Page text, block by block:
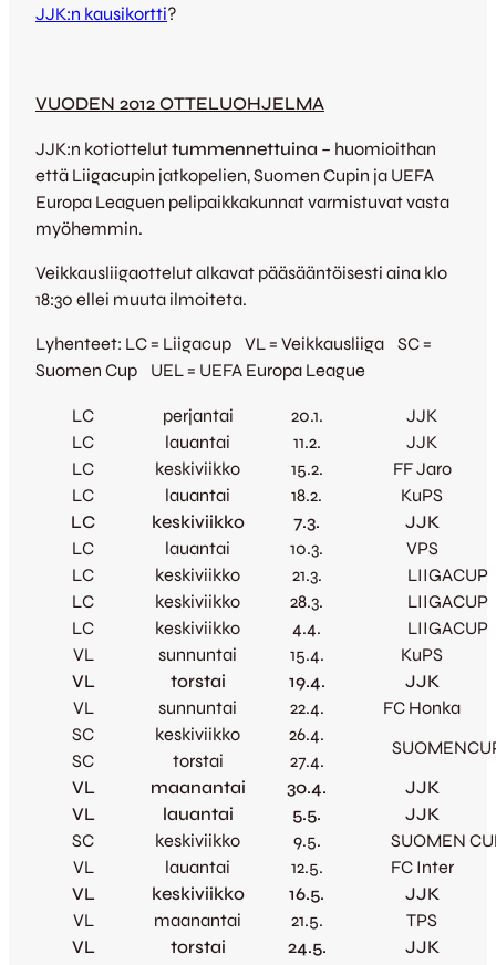
JJK:n kausikortti?
VUODEN 2012 OTTELUOHJELMA
JJK:n kotiotteluttummennettuina – huomioithan
että Liigacupin jatkopelien, Suomen Cupin ja UEFA
Europa Leaguen pelipaikkakunnat varmistuvat vasta
myöhemmin.
Veikkausliigaottelut alkavat pääsääntöisesti aina klo
18:30 ellei muuta ilmoiteta.
Lyhenteet: LC = Liigacup VL = Veikkausliiga SC =
Suomen Cup UEL = UEFA Europa League
LC perjantai 20.1.
JJK
LC
lauantai 11.2.
JJK
LC
keskiviikko 15.2.
FF Jaro
LC
lauantai 18.2.
KuPS
LC
keskiviikko 7.3.
JJK
LC
lauantai 10.3.
VPS
LC
keskiviikko 21.3.
LIIGACUP
LC
keskiviikko 28.3.
LIIGACUP
LC
keskiviikko 4.4.
LIIGACUP
VL
sunnuntai 15.4.
KuPS
VL
torstai 19.4.
JJK
VL
sunnuntai 22.4.
FC Honka
SC
keskiviikko 26.4.
SC torstai
27.4.
VL
maanantai 30.4.
JJK
VL
lauantai 5.5.
JJK
SC
keskiviikko 9.5.
SUOMEN
VL
lauantai 12.5.
FC Inter
VL
keskiviikko 16.5.
JJK
VL
maanantai 21.5.
TPS
VL
torstai 24.5.
JJK